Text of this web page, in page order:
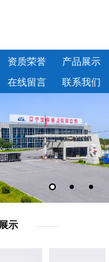
资质荣誉
产品展示
在线留言 联系我们
示